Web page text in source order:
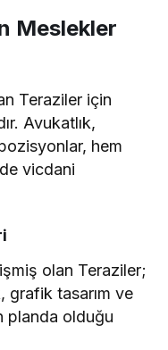
Meslekler
Teraziler için
Avukatlık,
hem
vicdani
olan Teraziler;
grafik tasarım ve
planda olduğu